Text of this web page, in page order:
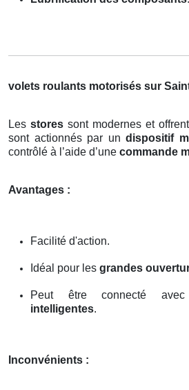
volets roulants motorisés sur
Les stores sont modernes et
sont actionnés par un dispositif
contrôlé à l’aide d’une commande
Avantages :
Facilité d'action.
Idéal pour les grandes
Peut être connecté
intelligentes.
Inconvénients :